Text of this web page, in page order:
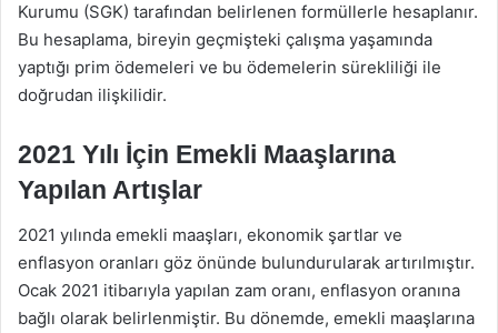
Kurumu (SGK) tarafından belirlenen formüllerle hesaplanır.
Bu hesaplama, bireyin geçmişteki çalışma yaşamında
yaptığı prim ödemeleri ve bu ödemelerin sürekliliği ile
doğrudan ilişkilidir.
2021 Yılı İçin Emekli Maaşlarına
Yapılan Artışlar
2021 yılında emekli maaşları, ekonomik şartlar ve
enflasyon oranları göz önünde bulundurularak artırılmıştır.
Ocak 2021 itibarıyla yapılan zam oranı, enflasyon oranına
bağlı olarak belirlenmiştir. Bu dönemde, emekli maaşlarına